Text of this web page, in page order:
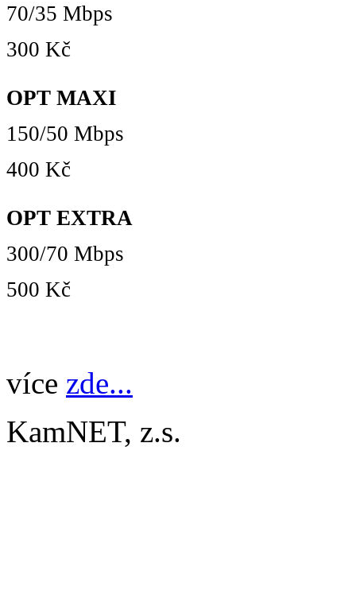
70/35 Mbps
300 Kč
OPT MAXI
150/50 Mbps
400 Kč
OPT EXTRA
300/70 Mbps
500 Kč
více zde...
KamNET, z.s.